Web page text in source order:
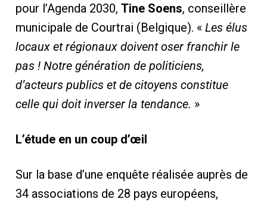
pour l’Agenda 2030, Tine Soens, conseillère
municipale de Courtrai (Belgique). « Les élus
locaux et régionaux doivent oser franchir le
pas ! Notre génération de politiciens,
d’acteurs publics et de citoyens constitue
celle qui doit inverser la tendance. »
L’étude en un coup d’œil
Sur la base d’une enquête réalisée auprès de
34 associations de 28 pays européens,